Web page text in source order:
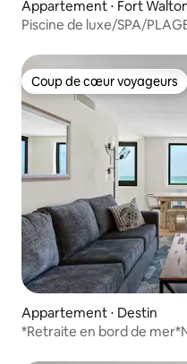
Appartement ⋅ Fort
Piscine de luxe/SPA/
Coup de cœur voyageurs
Coup de cœur voyageurs
Appartement ⋅ Destin
*Retraite en bord de